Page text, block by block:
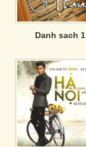
Danh sach 1